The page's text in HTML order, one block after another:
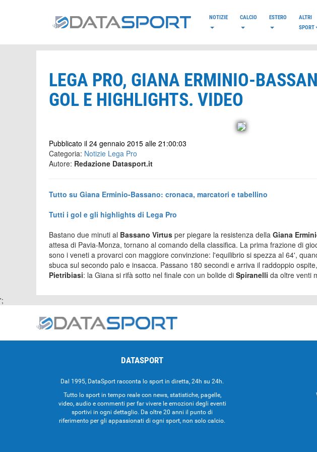
NOTIZIE CALCIO ESTERO
ALTRI
SPORT
LEGA PRO, GIANA ERMINIO-
GOL E HIGHLIGHTS. VIDEO
Pubblicato il 24 gennaio 2015 alle 21:00:03
Categoria: Notizie Lega Pro
Autore: Redazione Datasport.it
Tutto su Giana Erminio-Bassano: cronaca, marcatori e tabellino
Tutti i gol e gli highlights di Lega Pro
Bastano due minuti al Bassano Virtus per piegare la resistenza della Giana
attesa di Pavia-Monza, tornano al comando della classifica. La prima frazione di
sono i veneti a provarci con maggiore convinzione: l'equilibrio si spezza al 64',
sbuca sul secondo palo e insacca. Passano 180 secondi e arriva il raddoppio
Pietribiasi: la Giana si rifà sotto nel finale con un bolide di Spiranelli da oltre venti
';
DATASPORT
Dal 1995, DataSport racconta lo sport in diretta, 24h su 24h.
Tutto lo sport in tempo reale con news, statistiche, pagelle,
video, audio e commenti per far vivere le emozioni degli eventi
sportivi in ogni dettaglio. Da oltre 20 anni il punto di
riferimento per gli appassionati di ogni sport, non solo calcio.